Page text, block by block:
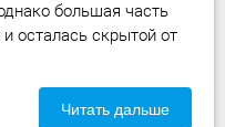
большая часть
осталась скрытой от
Читать дальше